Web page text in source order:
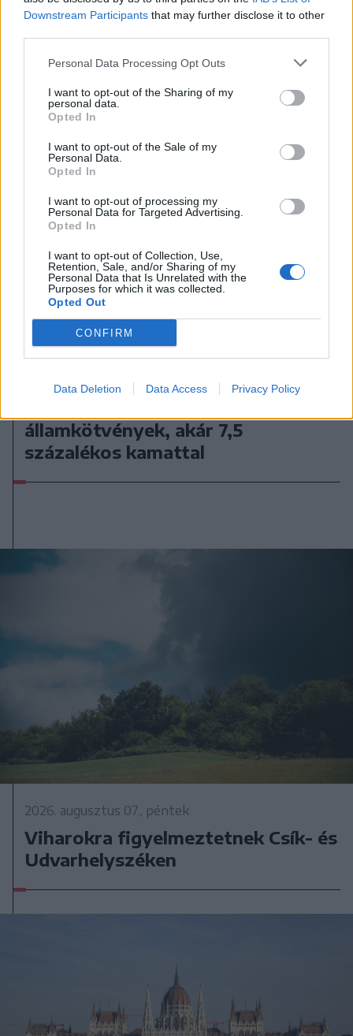
Downstream Participants that may further disclose it to other
Personal Data Processing Opt Outs
I want to opt-out of the Sharing of my
personal data.
Opted In
I want to opt-out of the Sale of my
Personal Data.
Opted In
I want to opt-out of processing my
Personal Data for Targeted Advertising.
Opted In
I want to opt-out of Collection, Use,
Retention, Sale, and/or Sharing of my
Personal Data that Is Unrelated with the
Purposes for which it was collected.
Opted Out
CONFIRM
Data Deletion Data Access Privacy Policy
2026. augusztus 07., péntek
Hetek óta először csökkent az
üzemanyagok ára
2026. augusztus 07., péntek
államkötvények, akár 7,5
százalékos kamattal
2026. augusztus 07., péntek
Viharokra figyelmeztetnek Csík- és
Udvarhelyszéken